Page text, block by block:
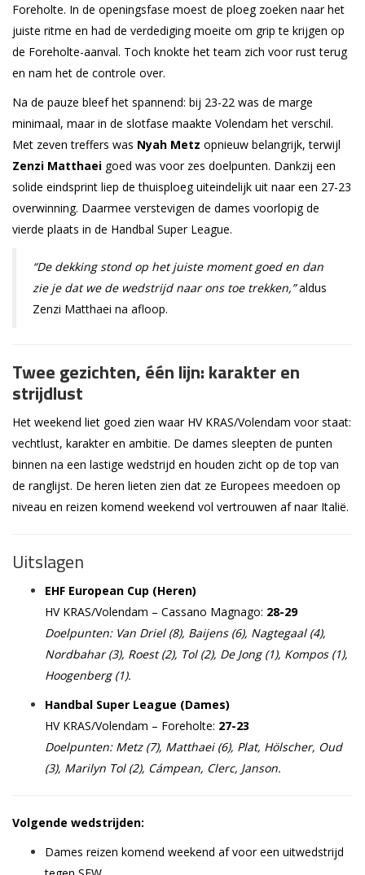
Foreholte. In de openingsfase moest de ploeg zoeken naar het
juiste ritme en had de verdediging moeite om grip te krijgen op
de Foreholte-aanval. Toch knokte het team zich voor rust terug
en nam het de controle over.
Na de pauze bleef het spannend: bij 23-22 was de marge
minimaal, maar in de slotfase maakte Volendam het verschil.
Met zeven treffers was Nyah Metz opnieuw belangrijk, terwijl
Zenzi Matthaei goed was voor zes doelpunten. Dankzij een
solide eindsprint liep de thuisploeg uiteindelijk uit naar een 27-23
overwinning. Daarmee verstevigen de dames voorlopig de
vierde plaats in de Handbal Super League.
“De dekking stond op het juiste moment goed en dan
zie je dat we de wedstrijd naar ons toe trekken,”aldus
Zenzi Matthaei na afloop.
Twee gezichten, één lijn: karakter en
strijdlust
Het weekend liet goed zien waar HV KRAS/Volendam voor staat:
vechtlust, karakter en ambitie. De dames sleepten de punten
binnen na een lastige wedstrijd en houden zicht op de top van
de ranglijst. De heren lieten zien dat ze Europees meedoen op
niveau en reizen komend weekend vol vertrouwen af naar Italië.
Uitslagen
EHF European Cup (Heren)
HV KRAS/Volendam – Cassano Magnago: 28-29
Doelpunten: Van Driel (8), Baijens (6), Nagtegaal (4),
Nordbahar (3), Roest (2), Tol (2), De Jong (1), Kompos (1),
Hoogenberg (1).
Handbal Super League (Dames)
HV KRAS/Volendam – Foreholte: 27-23
Doelpunten: Metz (7), Matthaei (6), Plat, Hölscher, Oud
(3), Marilyn Tol (2), Cámpean, Clerc, Janson.
Volgende wedstrijden:
Dames reizen komend weekend af voor een uitwedstrijd